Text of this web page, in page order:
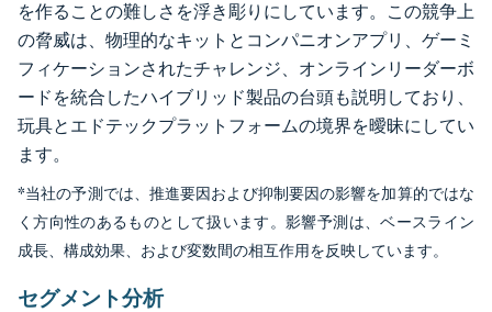
を作ることの難しさを浮き彫りにしています。この競争上
の脅威は、物理的なキットとコンパニオンアプリ、ゲーミ
フィケーションされたチャレンジ、オンラインリーダーボ
ードを統合したハイブリッド製品の台頭も説明しており、
玩具とエドテックプラットフォームの境界を曖昧にしてい
ます。
*当社の予測では、推進要因および抑制要因の影響を加算的ではな
く方向性のあるものとして扱います。影響予測は、ベースライン
成長、構成効果、および変数間の相互作用を反映しています。
セグメント分析